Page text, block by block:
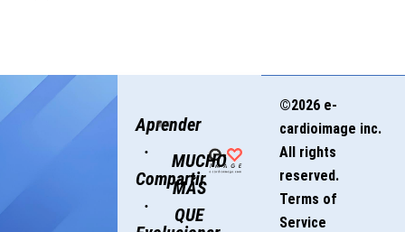
Aprender
·
Compartir
·
MUCHO
MÁS
QUE
©2026 e-
cardioimage inc.
All rights
reserved.
Terms of
Service